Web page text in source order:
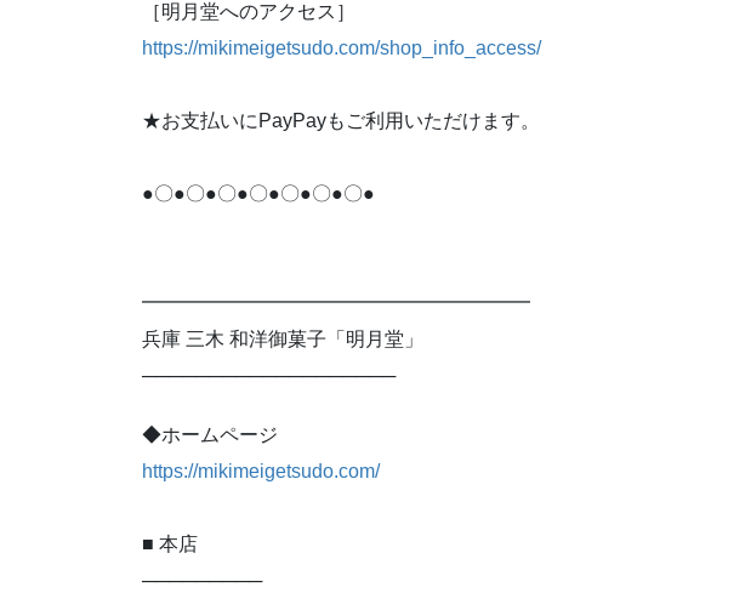
［明月堂へのアクセス］
https://mikimeigetsudo.com/shop_info_access/
★お支払いにPayPayもご利用いただけます。
●〇●〇●〇●〇●〇●〇●〇●
━━━━━━━━━━━━━━━━━━━━
兵庫 三木 和洋御菓子「明月堂」
───────────────────
◆ホームページ
https://mikimeigetsudo.com/
■ 本店
─────────